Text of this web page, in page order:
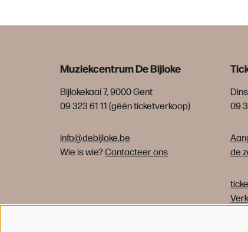
Muziekcentrum De Bijloke
Bijlokekaai 7, 9000 Gent
09 323 61 11 (géén ticketverkoop)
info@debijloke.be
Wie is wie?Contacteer ons
09
de